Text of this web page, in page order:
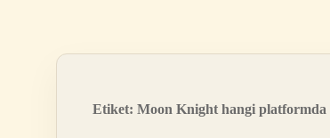
Etiket: Moon Knight hangi platformda